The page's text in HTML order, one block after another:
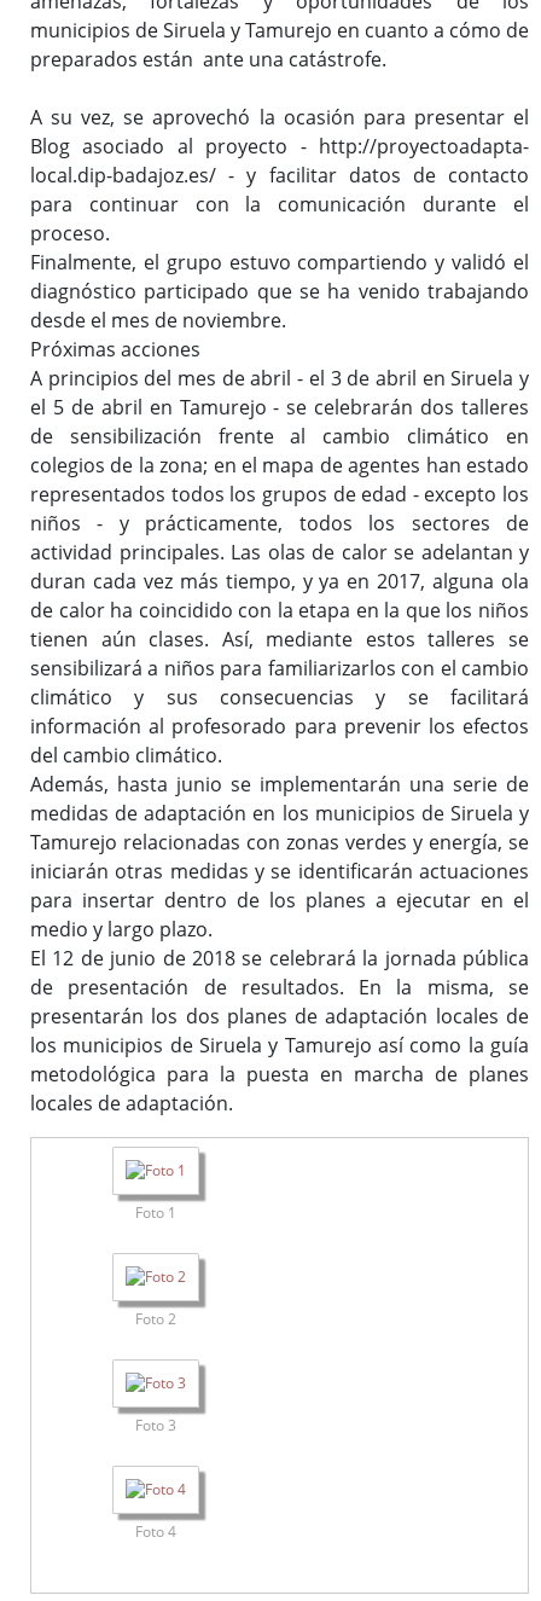
municipios de Siruela y Tamurejo en cuanto a cómo de
preparados están ante una catástrofe.
A su vez, se aprovechó la ocasión para presentar el
Blog asociado al proyecto - http://proyectoadapta-
local.dip-badajoz.es/ - y facilitar datos de contacto
para continuar con la comunicación durante el
proceso.
Finalmente, el grupo estuvo compartiendo y validó el
diagnóstico participado que se ha venido trabajando
desde el mes de noviembre.
Próximas acciones
A principios del mes de abril - el 3 de abril en Siruela y
el 5 de abril en Tamurejo - se celebrarán dos talleres
de sensibilización frente al cambio climático en
colegios de la zona; en el mapa de agentes han estado
representados todos los grupos de edad - excepto los
niños - y prácticamente, todos los sectores de
actividad principales. Las olas de calor se adelantan y
duran cada vez más tiempo, y ya en 2017, alguna ola
de calor ha coincidido con la etapa en la que los niños
tienen aún clases. Así, mediante estos talleres se
sensibilizará a niños para familiarizarlos con el cambio
climático y sus consecuencias y se facilitará
información al profesorado para prevenir los efectos
del cambio climático.
Además, hasta junio se implementarán una serie de
medidas de adaptación en los municipios de Siruela y
Tamurejo relacionadas con zonas verdes y energía, se
iniciarán otras medidas y se identificarán actuaciones
para insertar dentro de los planes a ejecutar en el
medio y largo plazo.
El 12 de junio de 2018 se celebrará la jornada pública
de presentación de resultados. En la misma, se
presentarán los dos planes de adaptación locales de
los municipios de Siruela y Tamurejo así como la guía
metodológica para la puesta en marcha de planes
locales de adaptación.
Foto 1
Foto 2
Foto 3
Foto 4